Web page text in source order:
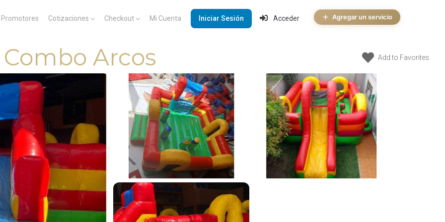
Promotores Cotizaciones Checkout Mi Cuenta Iniciar Sesión Acceder Agregar un servicio
Arcos Add to Favorites